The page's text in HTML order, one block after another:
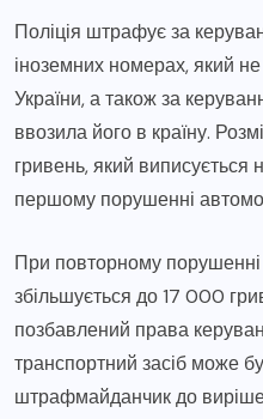
Поліція штрафує за
іноземних номерах, який
України, а також за
ввозила його в країну.
гривень, який виписується
першому порушенні
При повторному
збільшується до 17 000
позбавлений права
транспортний засіб може
штрафмайданчик до